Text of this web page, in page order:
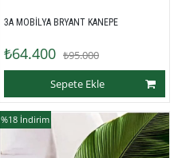
3A MOBİLYA BRYANT KANEPE
₺64.400 ₺95.000
Sepete Ekle
%18 İndirim